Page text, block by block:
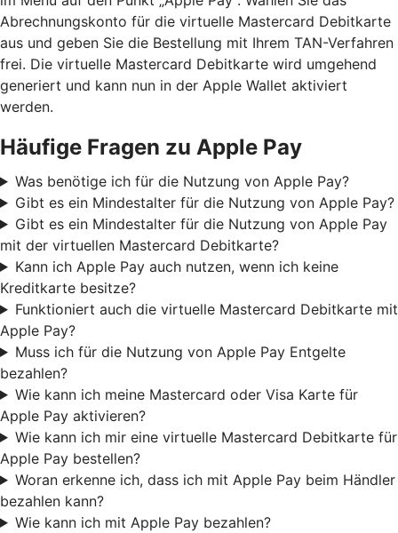
Abrechnungskonto für die virtuelle Mastercard Debitkarte
aus und geben Sie die Bestellung mit Ihrem TAN-Verfahren
frei. Die virtuelle Mastercard Debitkarte wird umgehend
generiert und kann nun in der Apple Wallet aktiviert
werden.
Häufige Fragen zu Apple Pay
Was benötige ich für die Nutzung von Apple Pay?
Gibt es ein Mindestalter für die Nutzung von Apple Pay?
Gibt es ein Mindestalter für die Nutzung von Apple Pay
mit der virtuellen Mastercard Debitkarte?
Kann ich Apple Pay auch nutzen, wenn ich keine
Kreditkarte besitze?
Funktioniert auch die virtuelle Mastercard Debitkarte mit
Apple Pay?
Muss ich für die Nutzung von Apple Pay Entgelte
bezahlen?
Wie kann ich meine Mastercard oder Visa Karte für
Apple Pay aktivieren?
Wie kann ich mir eine virtuelle Mastercard Debitkarte für
Apple Pay bestellen?
Woran erkenne ich, dass ich mit Apple Pay beim Händler
bezahlen kann?
Wie kann ich mit Apple Pay bezahlen?